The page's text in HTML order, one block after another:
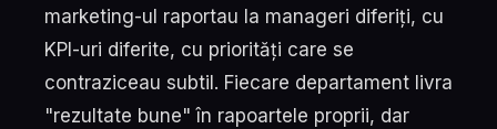
marketing-ul raportau la manageri diferiți, cu
KPI-uri diferite, cu priorități care se
contraziceau subtil. Fiecare departament livra
"rezultate bune" în rapoartele proprii, dar